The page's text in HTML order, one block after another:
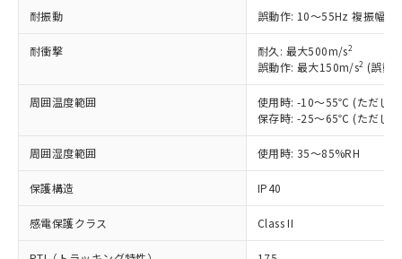
耐振動 誤動作: 10～55Hz 複振幅
耐衝撃 耐久: 最大500m/s2
誤動作: 最大150m/s2 (誤動
周囲温度範囲
使用時: -10～55℃ (ただし
保存時: -25～65℃ (ただし
周囲湿度範囲 使用時: 35～85%RH
保護構造 IP40
感電保護クラス Class II
本サービスは、当社制御機器事業取扱
商品の当社在庫状況および標準価格
(税抜)を提供させていただくもので
当社制御機器事業取扱商品の中には、
本サービスの対象外となる商品もある
在庫状況および標準価格照会結果は、
記載している更新日時点での社内デー
タに基づき作成されるものであり、閲
覧された時点での実際の在庫および標
準価格とは異なる場合があることをご
調査・確認中：EU RoHS指令（10物質）の
非含有の対応状況を調査中または確認中の
害物質有無と関係のない商品です。
仕入先様の事情により、非含有部品として
いたものが、含有品と判明した場合などや
むを得ず変更することがあります。
*EU RoHS指令（10物質）：
鉛(Pb) 1000ppm以下、 水銀(Hg) 1000ppm以下、 カド
ミウム(Cd) 100ppm以下、
六価クロム(Cr(Ⅵ)) 1000ppm以下、ポリ臭化ビフェニル
類(PBB) 1000ppm以下、ポリ臭化ジフェニルエーテル類
「○」：最大均質材料含有率が中国RoHSの
基準値以下であることを示します。
「×」：最大均質材料含有率が中国RoHSの
基準値を超えていることを示します。
「－」：未確認です。当社販売部門へお問
*中国RoHS10物質の基準値 (GB/T26572)：
Pb(鉛) :1000ppm、 Hg(水銀) : 1000ppm、 Cd(カドミウ
当社は、これら貴社製品のうち、外国
為替および外国貿易法に定める商品
（以下｢規制貨物等」という）を輸出
または国外への提供する場合は、日本
国政府の輸出許可(または役務取引許
可)を取得するなどの必要な手続きを
とります。
号